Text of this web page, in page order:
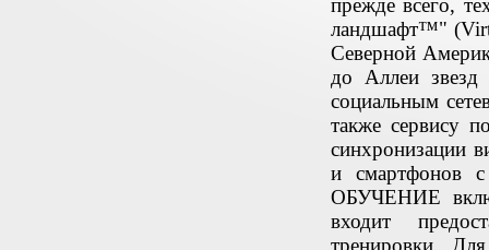
прежде всего,
ландшафт™"
Северной
до Аллеи
социальным
также сервису
синхронизации
и смартфонов
ОБУЧЕНИЕ
входит
тренировки.